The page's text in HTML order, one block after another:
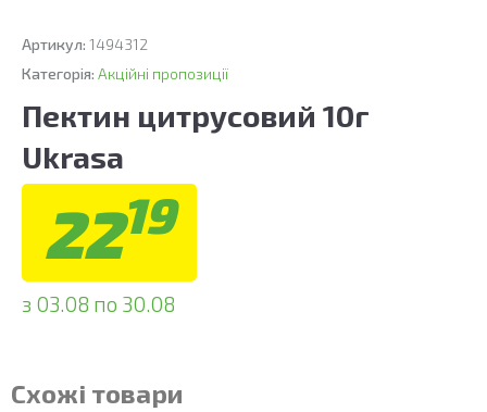
Артикул: 1494312
Категорія: Акційні пропозиції
Пектин цитрусовий 10г
Ukrasa
2219
з 03.08 по 30.08
Схожі товари